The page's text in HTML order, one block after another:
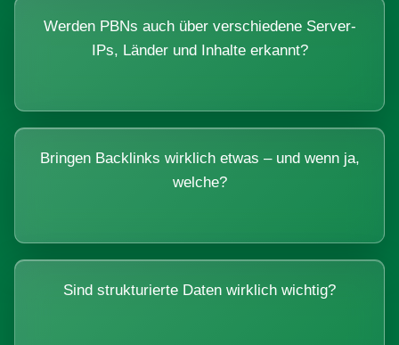
Werden PBNs auch über verschiedene Server-
IPs, Länder und Inhalte erkannt?
Bringen Backlinks wirklich etwas – und wenn ja,
welche?
Sind strukturierte Daten wirklich wichtig?